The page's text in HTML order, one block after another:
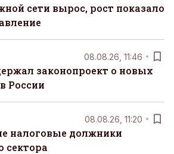
сети вырос, рост показало
08.08.26, 11:46
законопроект о новых
России
08.08.26, 11:20
налоговые должники